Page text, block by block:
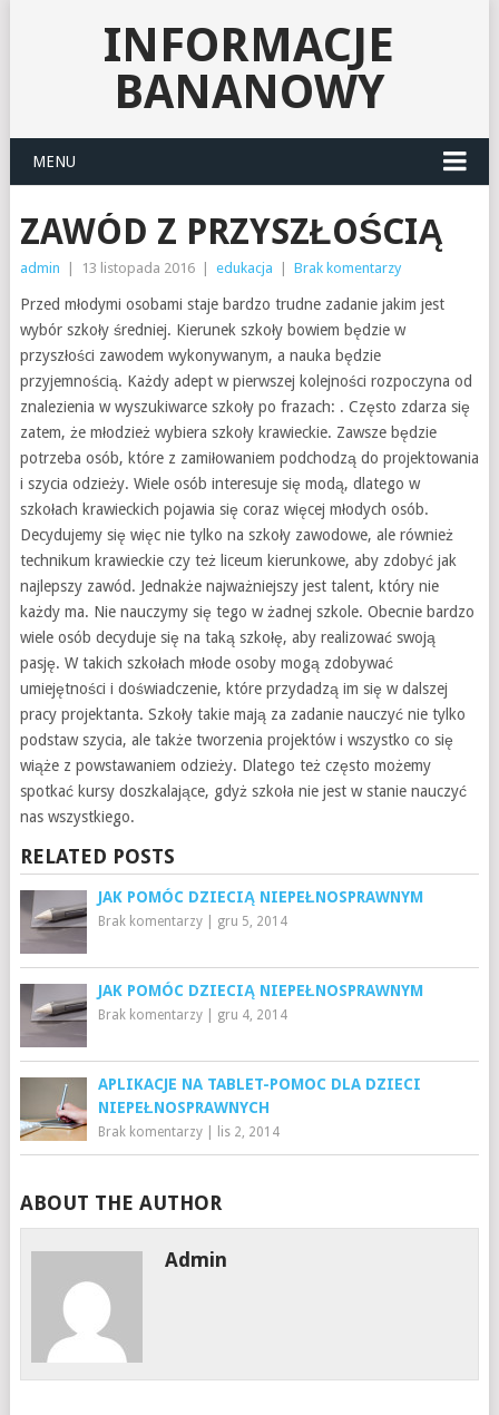
INFORMACJE
BANANOWY
MENU
ZAWÓD Z PRZYSZŁOŚCIĄ
admin 13 listopada 2016 edukacja Brak komentarzy
Przed młodymi osobami staje bardzo trudne zadanie jakim jest
wybór szkoły średniej. Kierunek szkoły bowiem będzie w
przyszłości zawodem wykonywanym, a nauka będzie
przyjemnością. Każdy adept w pierwszej kolejności rozpoczyna od
znalezienia w wyszukiwarce szkoły po frazach: . Często zdarza się
zatem, że młodzież wybiera szkoły krawieckie. Zawsze będzie
potrzeba osób, które z zamiłowaniem podchodzą do projektowania
i szycia odzieży. Wiele osób interesuje się modą, dlatego w
szkołach krawieckich pojawia się coraz więcej młodych osób.
Decydujemy się więc nie tylko na szkoły zawodowe, ale również
technikum krawieckie czy też liceum kierunkowe, aby zdobyć jak
najlepszy zawód. Jednakże najważniejszy jest talent, który nie
każdy ma. Nie nauczymy się tego w żadnej szkole. Obecnie bardzo
wiele osób decyduje się na taką szkołę, aby realizować swoją
pasję. W takich szkołach młode osoby mogą zdobywać
umiejętności i doświadczenie, które przydadzą im się w dalszej
pracy projektanta. Szkoły takie mają za zadanie nauczyć nie tylko
podstaw szycia, ale także tworzenia projektów i wszystko co się
wiąże z powstawaniem odzieży. Dlatego też często możemy
spotkać kursy doszkalające, gdyż szkoła nie jest w stanie nauczyć
nas wszystkiego.
RELATED POSTS
JAK POMÓC DZIECIĄ NIEPEŁNOSPRAWNYM
Brak komentarzy| gru 5, 2014
JAK POMÓC DZIECIĄ NIEPEŁNOSPRAWNYM
Brak komentarzy| gru 4, 2014
APLIKACJE NA TABLET-POMOC DLA DZIECI
NIEPEŁNOSPRAWNYCH
Brak komentarzy| lis 2, 2014
ABOUT THE AUTHOR
Admin